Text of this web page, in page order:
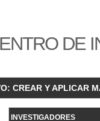
DE
CREAR Y APLICAR
INVESTIGADORES